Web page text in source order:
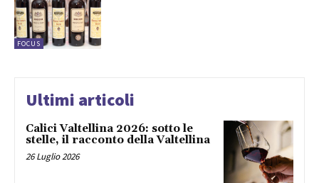
FOCUS
Ultimi articoli
Calici Valtellina 2026: sotto le
stelle, il racconto della Valtellina
26 Luglio 2026